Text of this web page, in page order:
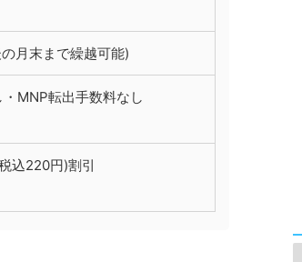
月末まで繰越可能)
MNP転出手数料なし
込220円)割引